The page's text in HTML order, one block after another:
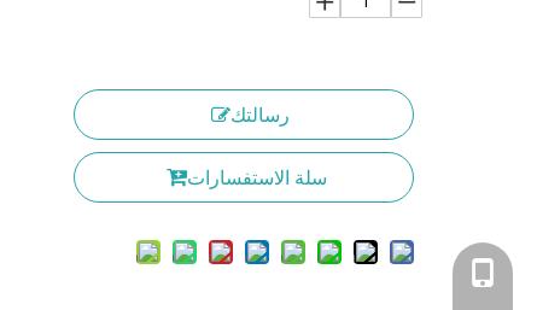
رسالتك
سلة الاستفسارات
هاتف